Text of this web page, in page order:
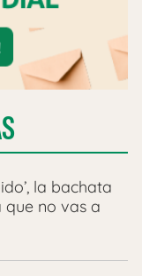
la bachata
que no vas a